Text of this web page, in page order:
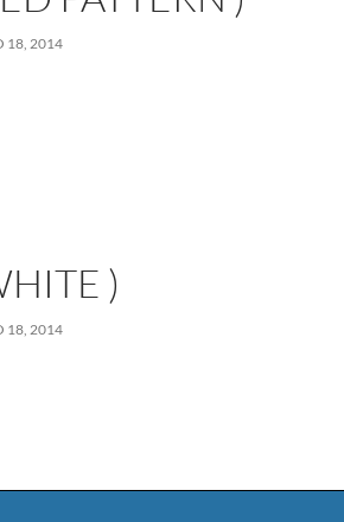
18, 2014
)
18, 2014